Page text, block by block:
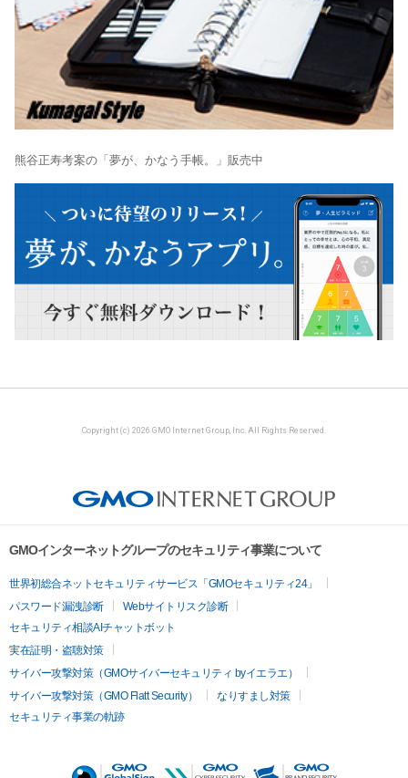
熊谷正寿考案の「夢が、かなう手帳。」販売中
Copyright (c) 2026 GMO Internet Group, Inc. All Rights Reserved.
GMOインターネットグループのセキュリティ事業について
世界初総合ネットセキュリティサービス「GMOセキュリティ24」
パスワード漏洩診断
Webサイトリスク診断
セキュリティ相談AIチャットボット
実在証明・盗聴対策
サイバー攻撃対策（GMOサイバーセキュリティ byイエラエ）
サイバー攻撃対策（GMO Flatt Security）
なりすまし対策
セキュリティ事業の軌跡